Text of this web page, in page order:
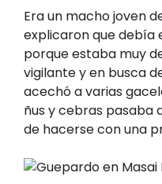
Era un macho joven
explicaron que debía
porque estaba muy
vigilante y en busca
acechó a varias
ñus y cebras pasaba
de hacerse con una